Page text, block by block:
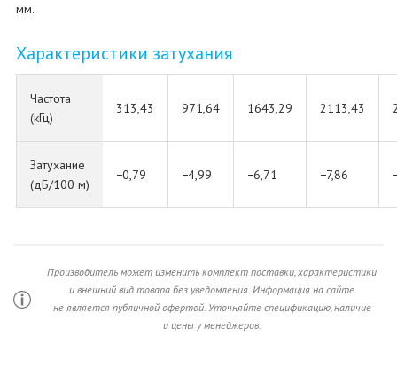
мм.
Характеристики затухания
Частота
(кГц)
313,43 971,64 1643,29 2113,43
Затухание
(дБ/100 м)
−0,79 −4,99 −6,71 −7,86
Производитель может изменить комплект поставки, характеристики
и внешний вид товара без уведомления. Информация на сайте
не является публичной офертой. Уточняйте спецификацию, наличие
и цены у менеджеров.